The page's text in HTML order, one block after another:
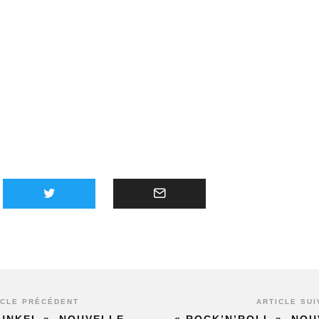
PRÉCÉDENT ARTICLE